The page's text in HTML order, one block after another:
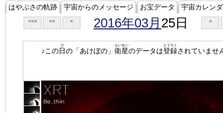
はやぶさの軌跡 宇宙からのメッセージ お宝データ 宇宙カレン
<<< << < 2016年03月 25日 >
♪この日
ひ
の「あけぼの」 衛星
えいせい
のデータは登録
とうろく
されていませ